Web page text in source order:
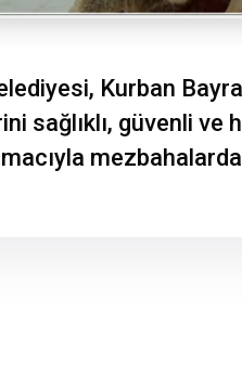
Kurban
sağlıklı, güvenli ve